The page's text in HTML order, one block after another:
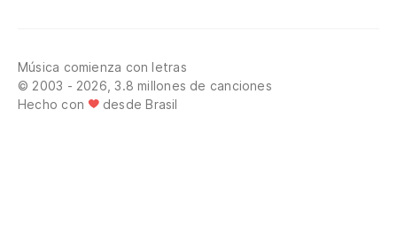
Música comienza con letras
© 2003 - 2026, 3.8 millones de canciones
Hecho con
desde Brasil